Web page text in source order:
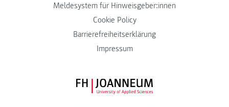
Meldesystem für Hinweisgeber:innen
Cookie Policy
Barrierefreiheitserklärung
Impressum
FH JOANNEUM Logo